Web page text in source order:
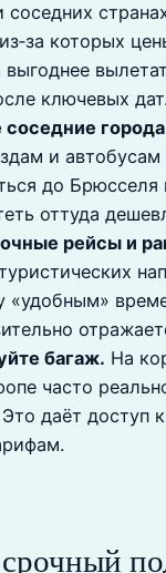
соседних
которых
выгоднее
ключевых
соседние
и автобусам
до Брюсселя
оттуда
рейсы и
«удобным»
багаж. На
часто
даёт доступ